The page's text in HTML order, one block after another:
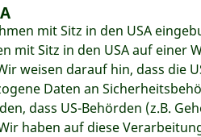
mit Sitz in den USA
mit Sitz in den USA auf
weisen darauf hin, dass die
Daten an
dass US-Behörden (z.B.
haben auf diese